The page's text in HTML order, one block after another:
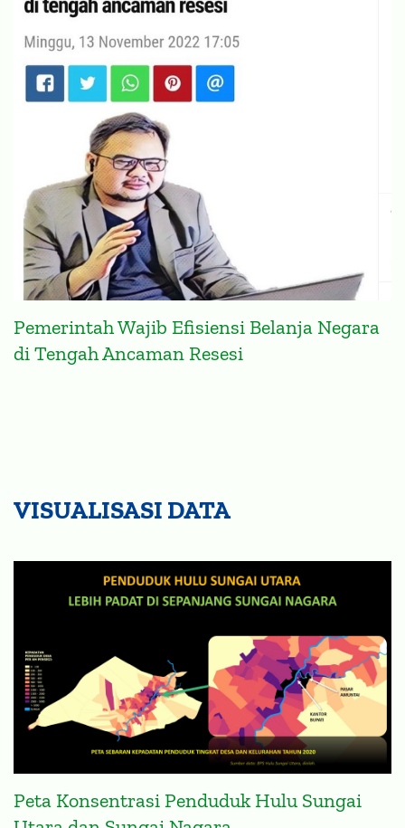
Pemerintah Wajib Efisiensi Belanja Negara
di Tengah Ancaman Resesi
Peta Konsentrasi Penduduk Hulu Sungai
Utara dan Sungai Nagara